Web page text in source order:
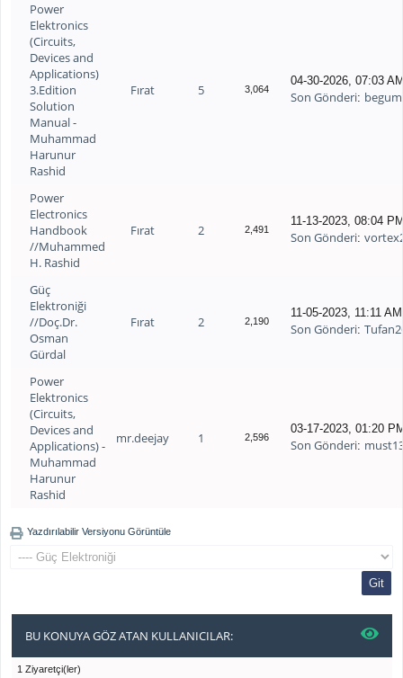
Power
Elektronics
(Circuits,
Devices and
Applications)
3.Edition
Solution
Manual -
Muhammad
Harunur
Rashid
Fırat 5 3,064
04-30-2026, 07:03
Son Gönderi:
Power
Electronics
Handbook
//Muhammed
H. Rashid
Fırat 2 2,491
11-13-2023, 08:04
Son Gönderi:
Güç
Elektroniği
//Doç.Dr.
Osman
Gürdal
Fırat 2 2,190
11-05-2023, 11:11 AM
Son Gönderi:
Power
Elektronics
(Circuits,
Devices and
Applications) -
Muhammad
Harunur
Rashid
mr.deejay 1 2,596
03-17-2023, 01:20
Son Gönderi:
Yazdırılabilir Versiyonu Görüntüle
BU KONUYA GÖZ ATAN KULLANICILAR:
1 Ziyaretçi(ler)